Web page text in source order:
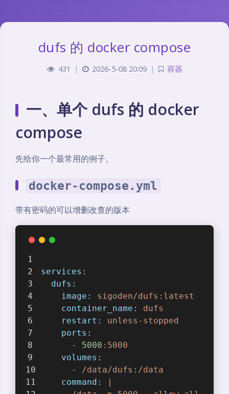
dufs 的 docker compose
431 | 2026-5-08 20:09 | 容器
一、单个 dufs 的 docker
compose
先给你一个最常用的例子。
docker-compose.yml
带有密码的可以增删改查的版本
services:
dufs:
image:
sigoden/dufs:latest
container_name:
dufs
restart:
unless-stopped
ports:
-
5000 :5000
volumes:
-
/data/dufs:/data
command:
|